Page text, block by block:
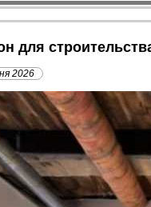
для
2026